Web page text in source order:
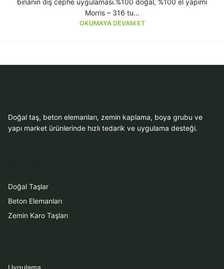
Morris – 316 tu...
OKUMAYA DEVAM ET
Doğal taş, beton elemanları, zemin kaplama, boya grubu ve
yapı market ürünlerinde hızlı tedarik ve uygulama desteği.
Doğal Taşlar
Beton Elemanları
Zemin Karo Taşları
Uygulama